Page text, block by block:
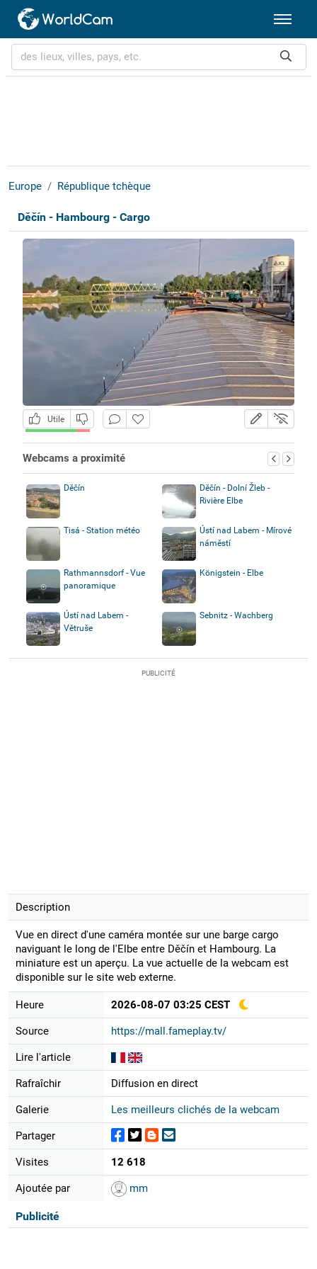
Europe République tchèque
Děčín - Hambourg - Cargo
Utile
Webcams a proximité
Děčín
Děčín - Dolní Žleb -
Rivière Elbe
Tisá - Station météo
Ústí nad Labem - Mírové
náměstí
Rathmannsdorf - Vue
panoramique
Königstein - Elbe
Ústí nad Labem -
Větruše
Sebnitz - Wachberg
PUBLICITÉ
Description
Vue en direct d'une caméra montée sur une barge cargo
naviguant le long de l'Elbe entre Děčín et Hambourg. La
miniature est un aperçu. La vue actuelle de la webcam est
disponible sur le site web externe.
Heure 2026-08-07 03:25 CEST
Source https://mall.fameplay.tv/
Lire l'article
Rafraîchir Diffusion en direct
Galerie Les meilleurs clichés de la webcam
Partager
Visites 12 618
Ajoutée par mm
Publicité